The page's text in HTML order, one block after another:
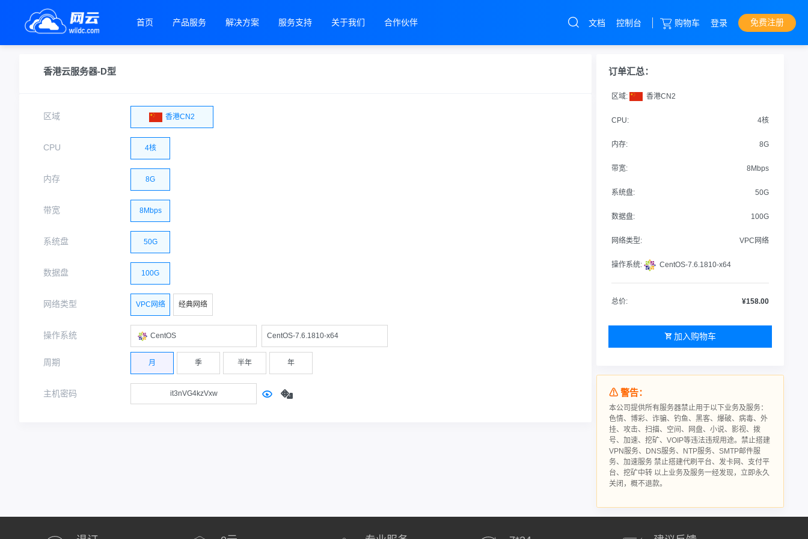
首页 产品服务 解决方案 服务支持 关于我们 合作伙伴
控制台
文档 控制台 购物车 登录 免费注册
香港云服务器-D型
区域 香港CN2
CPU 4核
内存 8G
带宽 8Mbps
系统盘 50G
数据盘 100G
网络类型 VPC网络 经典网络
操作系统 CentOS CentOS-7.6.1810-x64
周期 月 季 半年 年
主机密码
订单汇总：
区域: 香港CN2
CPU: 4核
内存: 8G
带宽: 8Mbps
系统盘: 50G
数据盘: 100G
网络类型: VPC网络
操作系统: CentOS-7.6.1810-x64
总价: ¥158.00
加入购物车
⚠ 警告：
本公司提供所有服务器禁止用于以下业务及服务：
色情、博彩、诈骗、钓鱼、黑客、爆破、病毒、外
挂、攻击、扫描、空间、网盘、小说、影视、拨
号、加速、挖矿、VOIP等违法违规用途。禁止搭建
VPN服务、DNS服务、NTP服务、SMTP邮件服
务、加速服务 禁止搭建代刷平台、发卡网、支付平
台、挖矿中转 以上业务及服务一经发现，立即永久
关闭，概不退款。